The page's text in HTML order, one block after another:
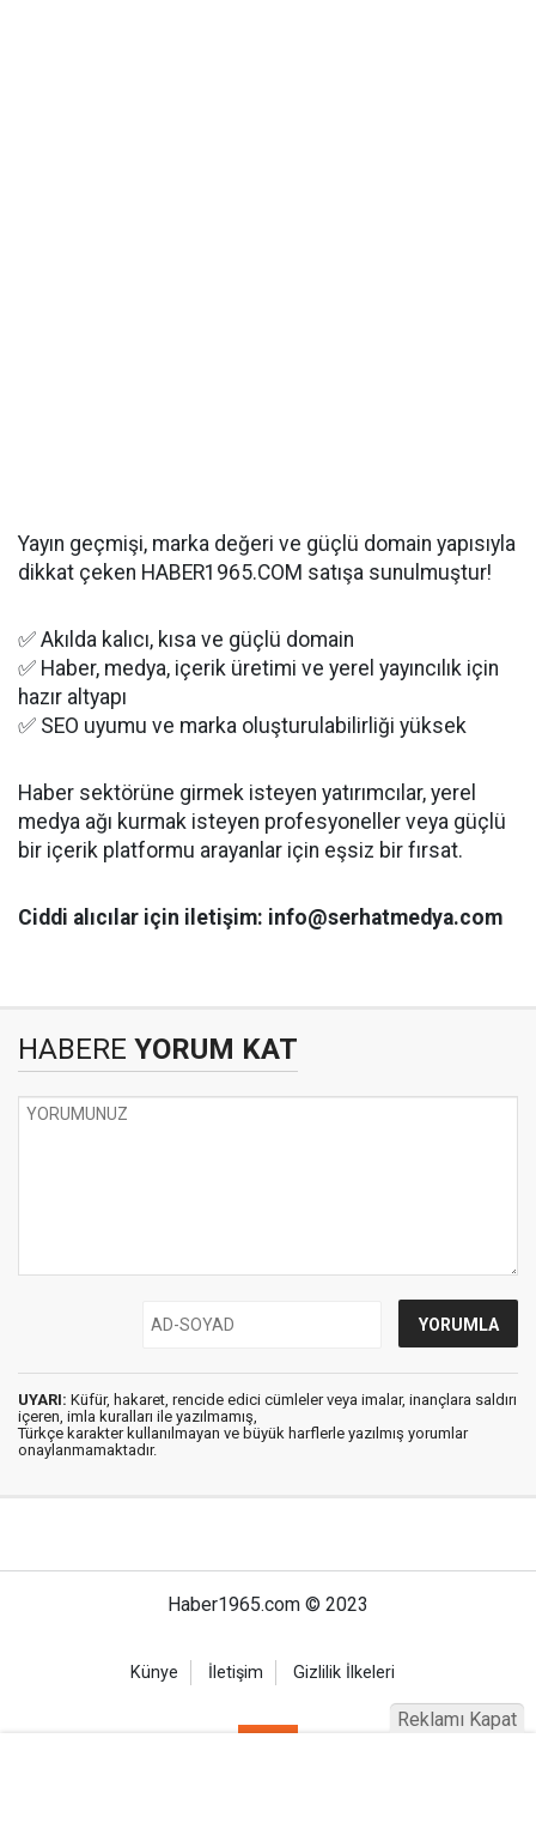
Yayın geçmişi, marka değeri ve güçlü domain yapısıyla
dikkat çeken HABER1965.COM satışa sunulmuştur!
✅ Akılda kalıcı, kısa ve güçlü domain
✅ Haber, medya, içerik üretimi ve yerel yayıncılık için
hazır altyapı
✅ SEO uyumu ve marka oluşturulabilirliği yüksek
Haber sektörüne girmek isteyen yatırımcılar, yerel
medya ağı kurmak isteyen profesyoneller veya güçlü
bir içerik platformu arayanlar için eşsiz bir fırsat.
Ciddi alıcılar için iletişim: info@serhatmedya.com
HABERE YORUM KAT
UYARI: Küfür, hakaret, rencide edici cümleler veya imalar, inançlara saldırı
içeren, imla kuralları ile yazılmamış,
Türkçe karakter kullanılmayan ve büyük harflerle yazılmış yorumlar
onaylanmamaktadır.
Haber1965.com © 2023
Künye İletişim Gizlilik İlkeleri
Reklamı Kapat